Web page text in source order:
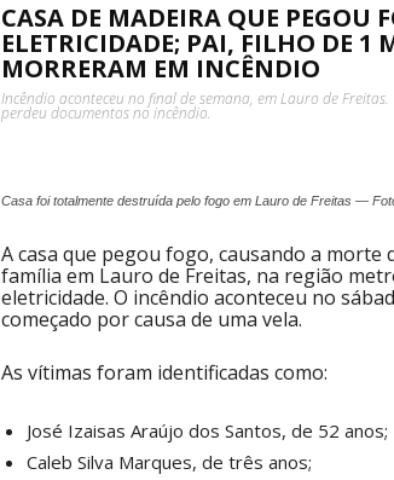
CASA DE MADEIRA QUE
ELETRICIDADE; PAI, FILHO DE 1
MORRERAM EM INCÊNDIO
Incêndio aconteceu no final de semana, em Lauro de
perdeu documentos no incêndio.
Casa foi totalmente destruída pelo fogo em Lauro de Freitas —
A casa que pegou fogo, causando a morte
família em Lauro de Freitas, na região
eletricidade. O incêndio aconteceu no
começado por causa de uma vela.
As vítimas foram identificadas como:
José Izaisas Araújo dos Santos, de 52 anos;
Caleb Silva Marques, de três anos;